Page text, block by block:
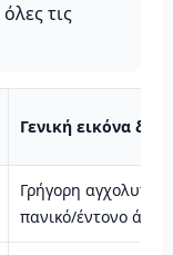
τις
Γενική εικόνα
Γρήγορη
πανικό/έντονο